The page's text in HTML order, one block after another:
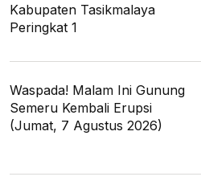
Kabupaten Tasikmalaya
Peringkat 1
Waspada! Malam Ini Gunung
Semeru Kembali Erupsi
(Jumat, 7 Agustus 2026)